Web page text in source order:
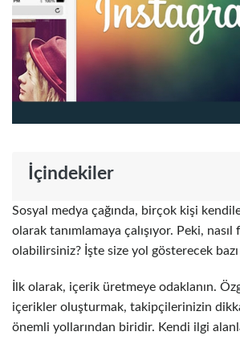
İçindekiler
Sosyal medya çağında, birçok kişi
olarak tanımlamaya çalışıyor. Peki, nasıl
olabilirsiniz? İşte size yol gösterecek bazı
İlk olarak, içerik üretmeye odaklanın.
içerikler oluşturmak, takipçilerinizin
önemli yollarından biridir. Kendi ilgi